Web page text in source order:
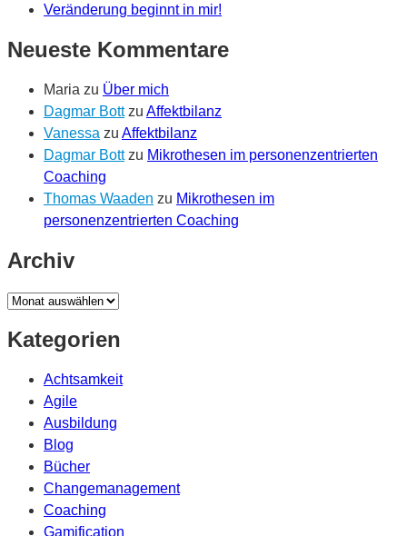
Veränderung beginnt in mir!
Neueste Kommentare
Maria zu Über mich
Dagmar Bottzu Affektbilanz
Vanessa zu Affektbilanz
Dagmar Bottzu Mikrothesen im personenzentrierten
Coaching
Thomas Waaden zu Mikrothesen im
personenzentrierten Coaching
Archiv
Archiv
Kategorien
Achtsamkeit
Agile
Ausbildung
Blog
Bücher
Changemanagement
Coaching
Gamification